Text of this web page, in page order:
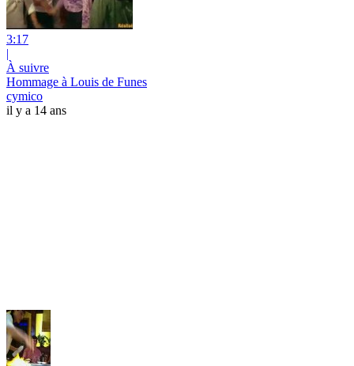
3:17
|
À suivre
Hommage à Louis de Funes
cymico
il y a 14 ans